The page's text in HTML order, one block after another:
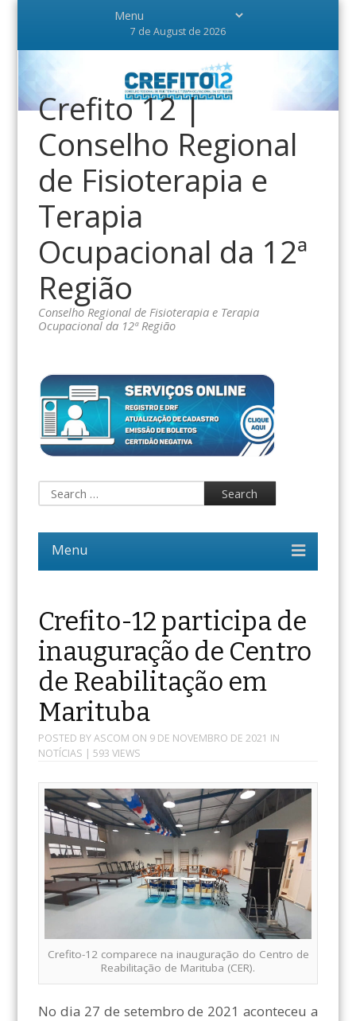
7 de August de 2026
Crefito 12 |
Conselho Regional
de Fisioterapia e
Terapia
Ocupacional da 12ª
Região
Conselho Regional de Fisioterapia e Terapia
Ocupacional da 12ª Região
Crefito-12 participa de
inauguração de Centro
de Reabilitação em
Marituba
POSTED BYASCOM ON 9 DE NOVEMBRO DE 2021 IN
NOTÍCIAS | 593 VIEWS
Crefito-12 comparece na inauguração do Centro de
Reabilitação de Marituba (CER).
No dia 27 de setembro de 2021 aconteceu a